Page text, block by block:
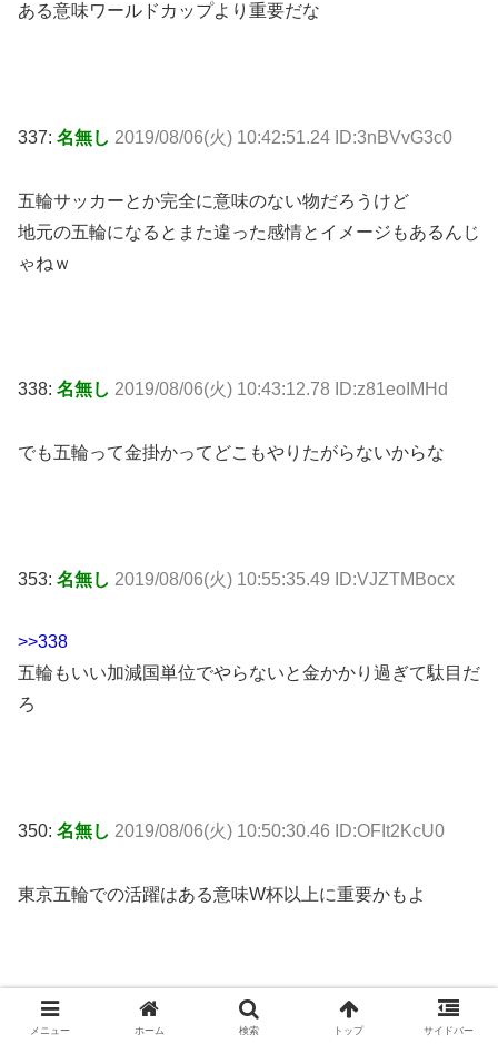
ある意味ワールドカップより重要だな
337: 名無し 2019/08/06(火) 10:42:51.24 ID:3nBVvG3c0
五輪サッカーとか完全に意味のない物だろうけど
地元の五輪になるとまた違った感情とイメージもあるんじ
ゃねｗ
338: 名無し 2019/08/06(火) 10:43:12.78 ID:z81eoIMHd
でも五輪って金掛かってどこもやりたがらないからな
353: 名無し 2019/08/06(火) 10:55:35.49 ID:VJZTMBocx
>>338
五輪もいい加減国単位でやらないと金かかり過ぎて駄目だ
ろ
350: 名無し 2019/08/06(火) 10:50:30.46 ID:OFIt2KcU0
東京五輪での活躍はある意味W杯以上に重要かもよ
356:名無し 2019/08/06(火) 10:58:50.89 ID:jFuakUboa
メニュー ホーム 検索 トップ サイドバー